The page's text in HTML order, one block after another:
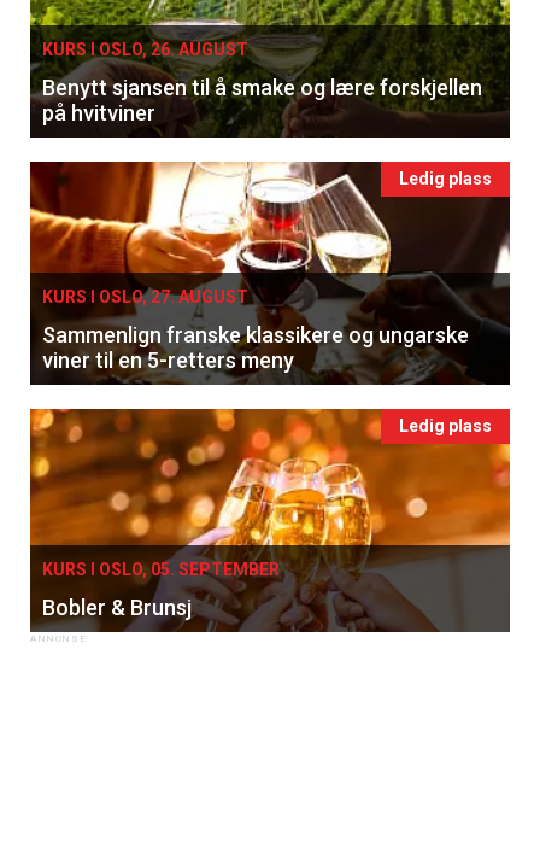
KURS I OSLO, 26. AUGUST
Benytt sjansen til å smake og lære forskjellen
på hvitviner
Ledig plass
KURS I OSLO, 27. AUGUST
Sammenlign franske klassikere og ungarske
viner til en 5-retters meny
Ledig plass
KURS I OSLO, 05. SEPTEMBER
Bobler & Brunsj